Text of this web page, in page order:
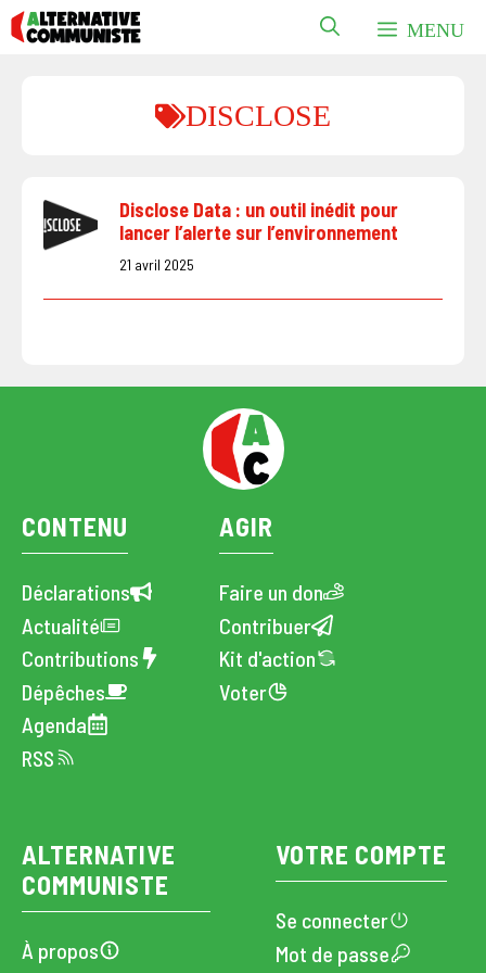
Aller
au
MENU
DISCLOSE
Disclose Data : un outil inédit pour
lancer l’alerte sur l’environnement
21 avril 2025
CONTENU
Déclarations
Actualité
Contributions
Dépêches
Agenda
RSS
AGIR
Faire un don
Contribuer
Kit d'action
Voter
ALTERNATIVE
COMMUNISTE
À propos
VOTRE COMPTE
Se connecter
Mot de passe